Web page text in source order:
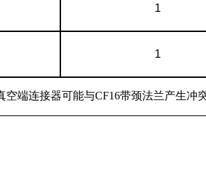
1
1
空端连接器可能与CF16带颈法兰产生冲